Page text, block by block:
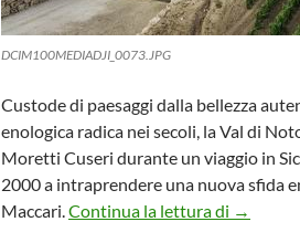
DCIM100MEDIADJI_0073.JPG
Custode di paesaggi dalla bellezza
enologica radica nei secoli, la Val di
Moretti Cuseri durante un viaggio in
2000 a intraprendere una nuova sfida
Maccari.Continua la lettura di A
→